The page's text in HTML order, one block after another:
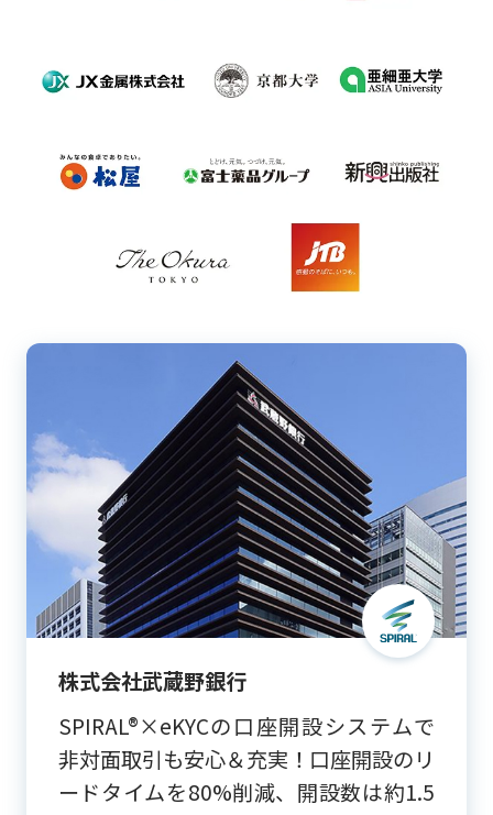
株式会社武蔵野銀行
SPIRAL®×eKYCの口座開設システムで
非対面取引も安心＆充実！口座開設のリ
ードタイムを80%削減、開設数は約1.5